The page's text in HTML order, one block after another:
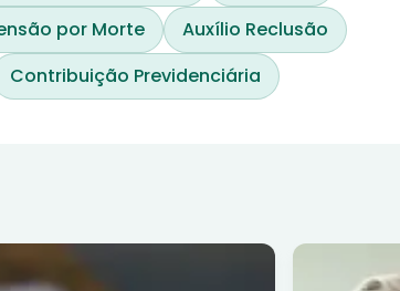
por Morte
Auxílio Reclusão
Contribuição Previdenciária